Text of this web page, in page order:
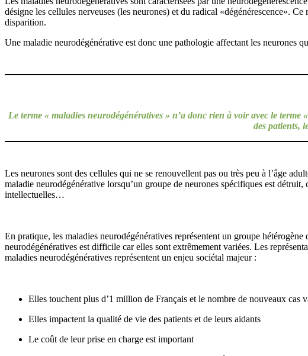
désigne les cellules nerveuses (les neurones) et du radical «dégénérescence».
disparition.
Une maladie neurodégénérative est donc une pathologie affectant les neurones
Le terme « maladies neurodégénératives » n’a donc rien à voir avec le
des patients,
Les neurones sont des cellules qui ne se renouvellent pas ou très peu à l’âge
maladie neurodégénérative lorsqu’un groupe de neurones spécifiques est
intellectuelles…
En pratique, les maladies neurodégénératives représentent un groupe
neurodégénératives est difficile car elles sont extrêmement variées. Les
maladies neurodégénératives représentent un enjeu sociétal majeur :
Elles touchent plus d’1 million de Français et le nombre de nouveaux cas
Elles impactent la qualité de vie des patients et de leurs aidants
Le coût de leur prise en charge est important